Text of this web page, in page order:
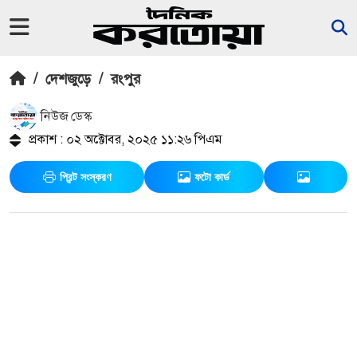
/ দেশজুড়ে / রংপুর
নিউজ ডেস্ক
প্রকাশ : ০২ অক্টোবর, ২০২৫ ১১:২৬ পিএম
প্রিন্ট সংস্করণ ফটো কার্ড